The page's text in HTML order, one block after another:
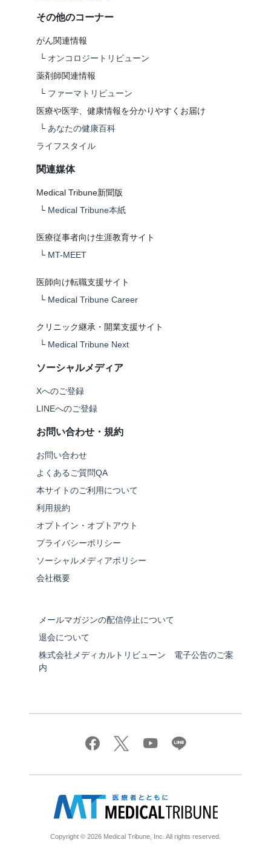
その他のコーナー
がん関連情報
└ オンコロジートリビューン
薬剤師関連情報
└ ファーマトリビューン
医療や医学、健康情報を分かりやすくお届け
└ あなたの健康百科
ライフスタイル
関連媒体
Medical Tribune新聞版
└ Medical Tribune本紙
医療従事者向け生涯教育サイト
└ MT-MEET
医師向け転職支援サイト
└ Medical Tribune Career
クリニック継承・開業支援サイト
└ Medical Tribune Next
ソーシャルメディア
Xへのご登録
LINEへのご登録
お問い合わせ・規約
お問い合わせ
よくあるご質問QA
本サイトのご利用について
利用規約
オプトイン・オプトアウト
プライバシーポリシー
ソーシャルメディアポリシー
会社概要
メールマガジンの配信停止について
退会について
株式会社メディカルトリビューン 電子公告のご案
内
Copyright © 2026 Medical Tribune, Inc. All rights reserved.